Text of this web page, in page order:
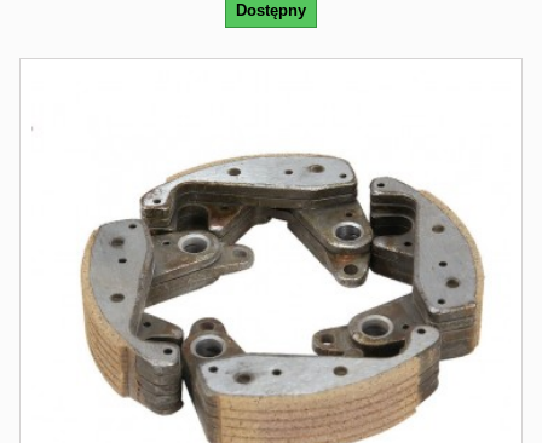
Dostępny